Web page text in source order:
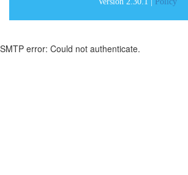
SMTP error: Could not authenticate.